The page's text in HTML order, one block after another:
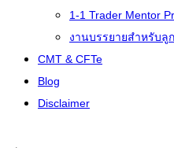
1-1 Trader Mentor
งานบรรยายสำหรับลู
CMT & CFTe
Blog
Disclaimer